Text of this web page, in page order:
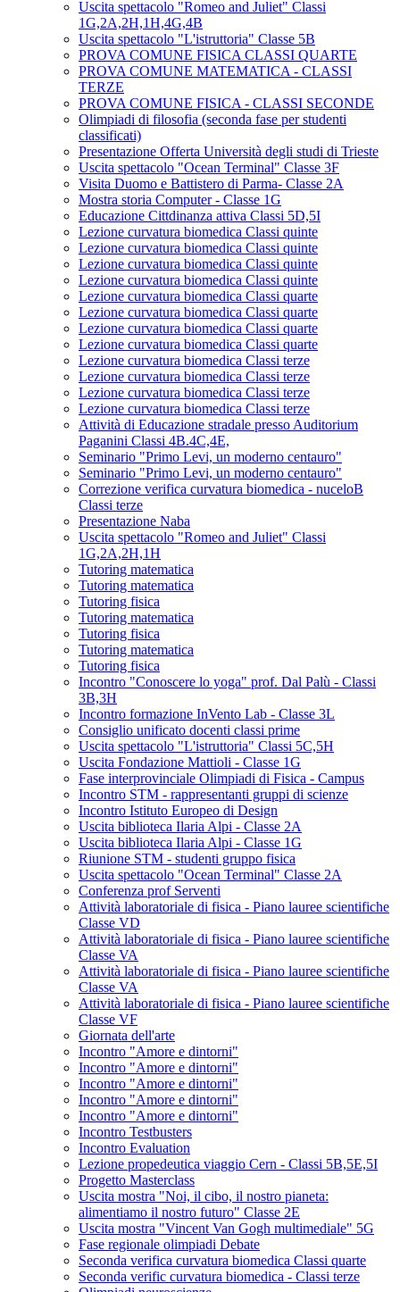
Uscita spettacolo "Romeo and Juliet" Classi
1G,2A,2H,1H,4G,4B
Uscita spettacolo "L'istruttoria" Classe 5B
PROVA COMUNE FISICA CLASSI QUARTE
PROVA COMUNE MATEMATICA - CLASSI
TERZE
PROVA COMUNE FISICA - CLASSI SECONDE
Olimpiadi di filosofia (seconda fase per studenti
classificati)
Presentazione Offerta Università degli studi di Trieste
Uscita spettacolo "Ocean Terminal" Classe 3F
Visita Duomo e Battistero di Parma- Classe 2A
Mostra storia Computer - Classe 1G
Educazione Cittdinanza attiva Classi 5D,5I
Lezione curvatura biomedica Classi quinte
Lezione curvatura biomedica Classi quinte
Lezione curvatura biomedica Classi quinte
Lezione curvatura biomedica Classi quinte
Lezione curvatura biomedica Classi quarte
Lezione curvatura biomedica Classi quarte
Lezione curvatura biomedica Classi quarte
Lezione curvatura biomedica Classi quarte
Lezione curvatura biomedica Classi terze
Lezione curvatura biomedica Classi terze
Lezione curvatura biomedica Classi terze
Lezione curvatura biomedica Classi terze
Attività di Educazione stradale presso Auditorium
Paganini Classi 4B.4C,4E,
Seminario "Primo Levi, un moderno centauro"
Seminario "Primo Levi, un moderno centauro"
Correzione verifica curvatura biomedica - nuceloB
Classi terze
Presentazione Naba
Uscita spettacolo "Romeo and Juliet" Classi
1G,2A,2H,1H
Tutoring matematica
Tutoring matematica
Tutoring fisica
Tutoring matematica
Tutoring fisica
Tutoring matematica
Tutoring fisica
Incontro "Conoscere lo yoga" prof. Dal Palù - Classi
3B,3H
Incontro formazione InVento Lab - Classe 3L
Consiglio unificato docenti classi prime
Uscita spettacolo "L'istruttoria" Classi 5C,5H
Uscita Fondazione Mattioli - Classe 1G
Fase interprovinciale Olimpiadi di Fisica - Campus
Incontro STM - rappresentanti gruppi di scienze
Incontro Istituto Europeo di Design
Uscita biblioteca Ilaria Alpi - Classe 2A
Uscita biblioteca Ilaria Alpi - Classe 1G
Riunione STM - studenti gruppo fisica
Uscita spettacolo "Ocean Terminal" Classe 2A
Conferenza prof Serventi
Attività laboratoriale di fisica - Piano lauree scientifiche
Classe VD
Attività laboratoriale di fisica - Piano lauree scientifiche
Classe VA
Attività laboratoriale di fisica - Piano lauree scientifiche
Classe VA
Attività laboratoriale di fisica - Piano lauree scientifiche
Classe VF
Giornata dell'arte
Incontro "Amore e dintorni"
Incontro "Amore e dintorni"
Incontro "Amore e dintorni"
Incontro "Amore e dintorni"
Incontro "Amore e dintorni"
Incontro Testbusters
Incontro Evaluation
Lezione propedeutica viaggio Cern - Classi 5B,5E,5I
Progetto Masterclass
Uscita mostra "Noi, il cibo, il nostro pianeta:
alimentiamo il nostro futuro" Classe 2E
Uscita mostra "Vincent Van Gogh multimediale" 5G
Fase regionale olimpiadi Debate
Seconda verifica curvatura biomedica Classi quarte
Seconda verific curvatura biomedica - Classi terze